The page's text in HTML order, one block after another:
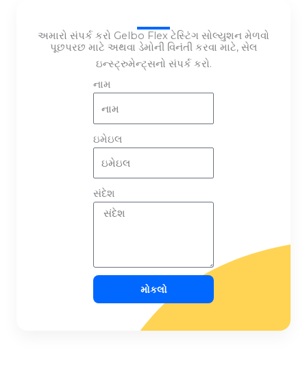
અમારો સંપર્ક કરો Gelbo Flex ટેસ્ટિંગ સોલ્યુશન મેળવો
પૂછપરછ માટે અથવા ડેમોની વિનંતી કરવા માટે, સેલ
ઇન્સ્ટ્રુમેન્ટ્સનો સંપર્ક કરો.
નામ
ઇમેઇલ
સંદેશ
મોકલો